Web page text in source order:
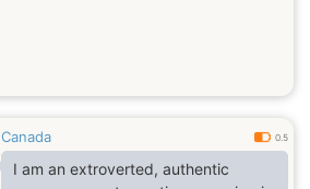
Canada 0.5
I am an extroverted, authentic